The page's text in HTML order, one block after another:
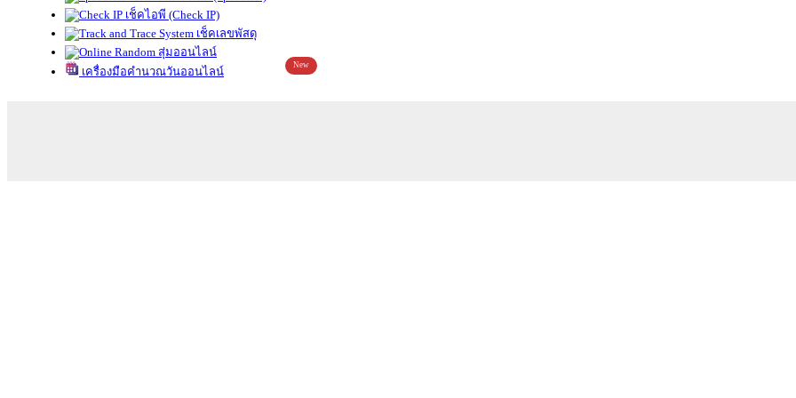
เช็คไอพี (Check IP)
เช็คเลขพัสดุ
สุ่มออนไลน์
เครื่องมือคำนวณวันออนไลน์
New